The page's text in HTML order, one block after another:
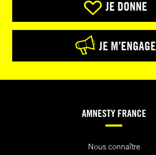
JE DONNE
JE M’ENGAGE
AMNESTY FRANCE
Nous connaître